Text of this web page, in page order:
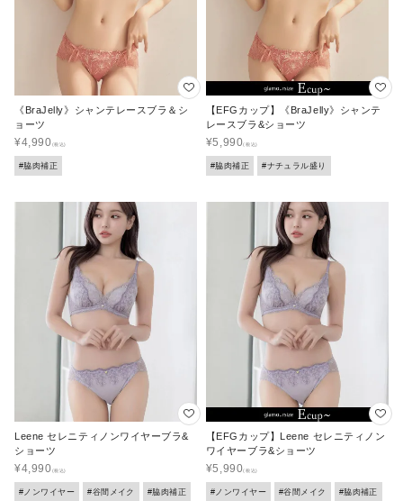
《BraJelly》シャンテレースブラ＆シ
ョーツ
¥4,990
#脇肉補正
【EFGカップ】《BraJelly》シャンテ
レースブラ&ショーツ
¥5,990
#脇肉補正 #ナチュラル盛り
Leene セレニティノンワイヤーブラ&
ショーツ
¥4,990
#ノンワイヤー #谷間メイク #脇肉補正
【EFGカップ】Leene セレニティノン
ワイヤーブラ&ショーツ
¥5,990
#ノンワイヤー #谷間メイク #脇肉補正